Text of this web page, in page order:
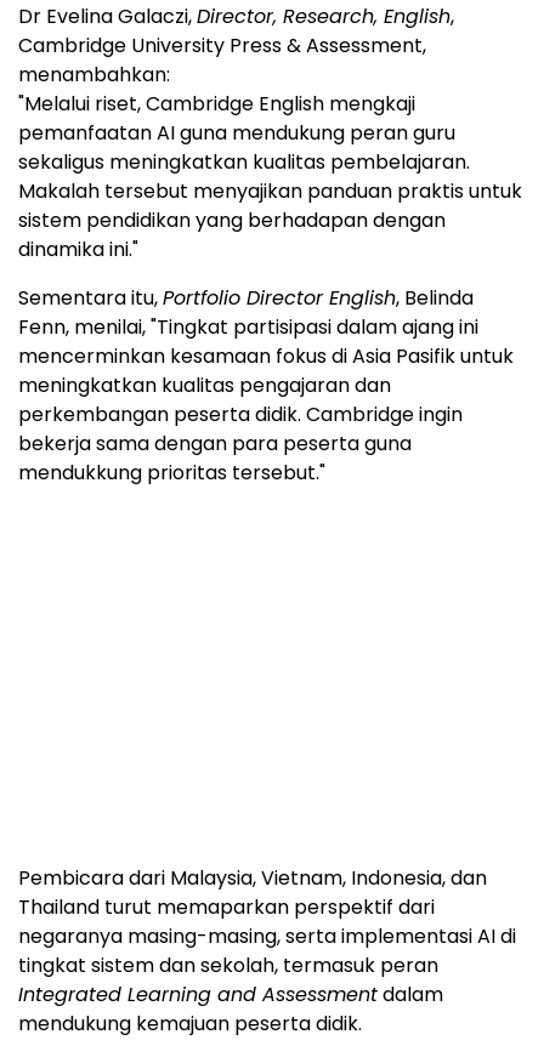
Dr Evelina Galaczi,Director, Research, English,
Cambridge University Press & Assessment,
menambahkan:
"Melalui riset, Cambridge English mengkaji
pemanfaatan AI guna mendukung peran guru
sekaligus meningkatkan kualitas pembelajaran.
Makalah tersebut menyajikan panduan praktis untuk
sistem pendidikan yang berhadapan dengan
dinamika ini."
Sementara itu,Portfolio Director English, Belinda
Fenn, menilai, "Tingkat partisipasi dalam ajang ini
mencerminkan kesamaan fokus di Asia Pasifik untuk
meningkatkan kualitas pengajaran dan
perkembangan peserta didik. Cambridge ingin
bekerja sama dengan para peserta guna
mendukkung prioritas tersebut."
Pembicara dari Malaysia, Vietnam, Indonesia, dan
Thailand turut memaparkan perspektif dari
negaranya masing-masing, serta implementasi AI di
tingkat sistem dan sekolah, termasuk peran
Integrated Learning and Assessmentdalam
mendukung kemajuan peserta didik.